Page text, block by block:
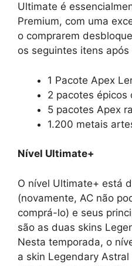
Ultimate é
Premium, com uma
o comprarem
os seguintes itens após
1 Pacote Apex
2 pacotes épicos
5 pacotes Apex
1.200 metais
Nível Ultimate+
O nível Ultimate+ está
(novamente, AC não
comprá-lo) e seus
são as duas skins
Nesta temporada, o
a skin Legendary